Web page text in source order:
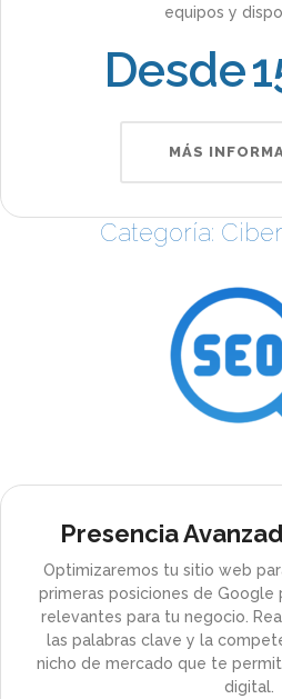
equipos y
Desde
MÁS
Categoría:
Presencia
Optimizaremos tu sitio web
primeras posiciones de Google
relevantes para tu negocio.
las palabras clave y la
nicho de mercado que te
digital.